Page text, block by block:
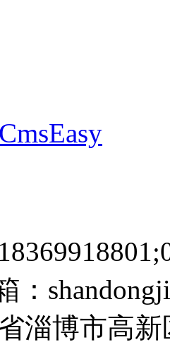
CmsEasy
：
淄博市高